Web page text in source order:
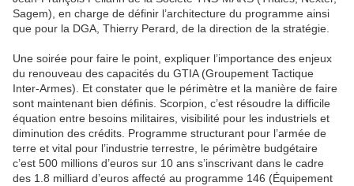
Sagem), en charge de définir l’architecture du programme ainsi
que pour la DGA, Thierry Perard, de la direction de la stratégie.
Une soirée pour faire le point, expliquer l’importance des enjeux
du renouveau des capacités du GTIA (Groupement Tactique
Inter-Armes). Et constater que le périmètre et la manière de faire
sont maintenant bien définis. Scorpion, c’est résoudre la difficile
équation entre besoins militaires, visibilité pour les industriels et
diminution des crédits. Programme structurant pour l’armée de
terre et vital pour l’industrie terrestre, le périmètre budgétaire
c’est 500 millions d’euros sur 10 ans s’inscrivant dans le cadre
des 1.8 milliard d’euros affecté au programme 146 (Équipement